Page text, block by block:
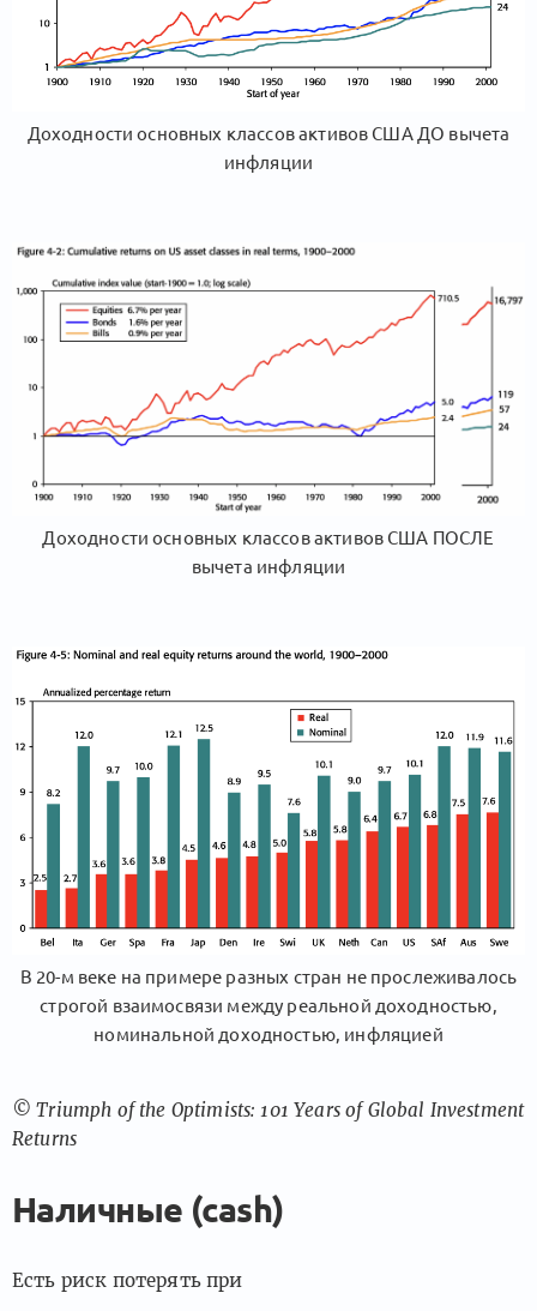
Доходности основных классов активов США ДО вычета
инфляции
Доходности основных классов активов США ПОСЛЕ
вычета инфляции
В 20-м веке на примере разных стран не прослеживалось
строгой взаимосвязи между реальной доходностью,
номинальной доходностью, инфляцией
© Triumph of the Optimists: 101 Years of Global Investment
Returns
Наличные (cash)
Есть риск потерять при